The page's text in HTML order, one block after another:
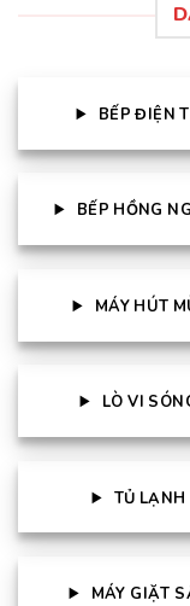
BẾP ĐIỆN
BẾP HỒNG
MÁY HÚT
LÒ VI
TỦ LẠNH
MÁY GIẶT